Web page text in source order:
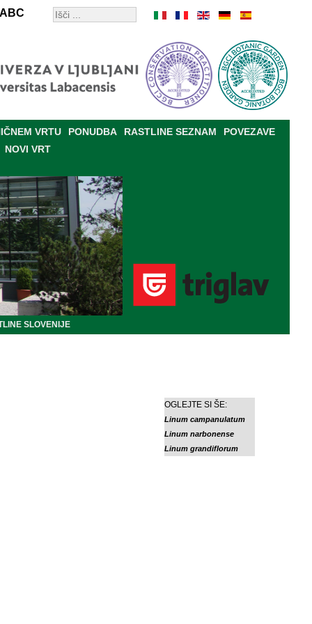
ABC
VRTU PONUDBA RASTLINE SEZNAM
POVEZAVE
NOVI VRT
SLOVENIJE
OGLEJTE SI ŠE:
Linum campanulatum
Linum narbonense
Linum grandiflorum